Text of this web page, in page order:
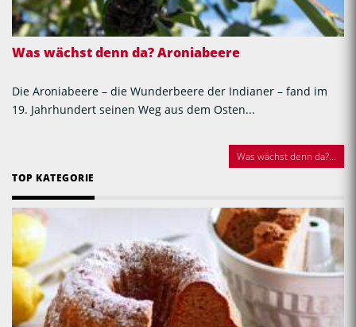
Was wächst denn da? Aroniabeere
Die Aroniabeere – die Wunderbeere der Indianer – fand im
19. Jahrhundert seinen Weg aus dem Osten...
Was wächst denn da?...
TOP KATEGORIE